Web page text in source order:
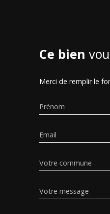
Ce bien
Merci de remplir le
Prénom
Email
Votre commune
Votre message